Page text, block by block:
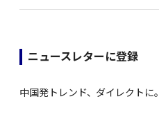
ニュースレターに登録
中国発トレンド、ダイレクトに。